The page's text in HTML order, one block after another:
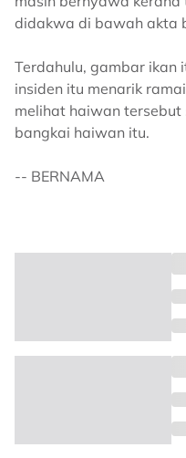
didakwa di bawah akta
Terdahulu, gambar ikan
insiden itu menarik
melihat haiwan
bangkai haiwan itu.
-- BERNAMA